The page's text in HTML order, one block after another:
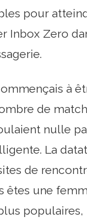
pour
Inbox Zero
à
de
nulle
La
de
êtes une
populaires,